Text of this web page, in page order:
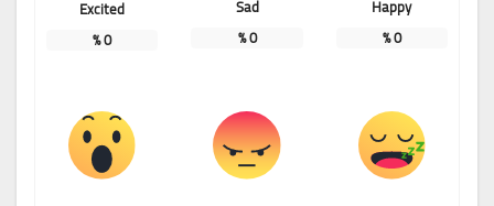
Happy
0
%
Sad
0
%
Excited
0
%